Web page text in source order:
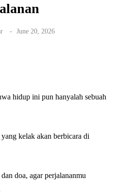
June 20, 2026
hidup ini pun hanyalah sebuah
kelak akan berbicara di
doa, agar perjalananmu